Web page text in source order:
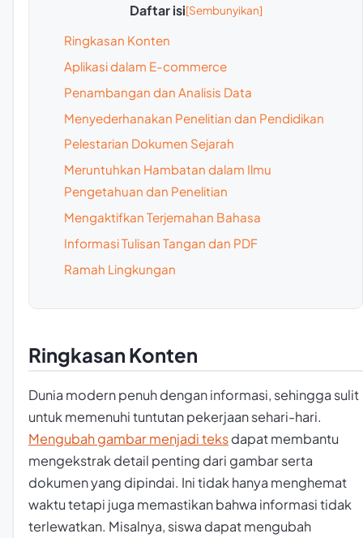
Daftar isi
Ringkasan Konten
Aplikasi dalam E-commerce
Penambangan dan Analisis Data
Menyederhanakan Penelitian dan Pendidikan
Pelestarian Dokumen Sejarah
Meruntuhkan Hambatan dalam Ilmu
Pengetahuan dan Penelitian
Mengaktifkan Terjemahan Bahasa
Informasi Tulisan Tangan dan PDF
Ramah Lingkungan
Ringkasan Konten
Dunia modern penuh dengan informasi, sehingga sulit
untuk memenuhi tuntutan pekerjaan sehari-hari.
Mengubah gambar menjadi teksdapat membantu
mengekstrak detail penting dari gambar serta
dokumen yang dipindai. Ini tidak hanya menghemat
waktu tetapi juga memastikan bahwa informasi tidak
terlewatkan. Misalnya, siswa dapat mengubah